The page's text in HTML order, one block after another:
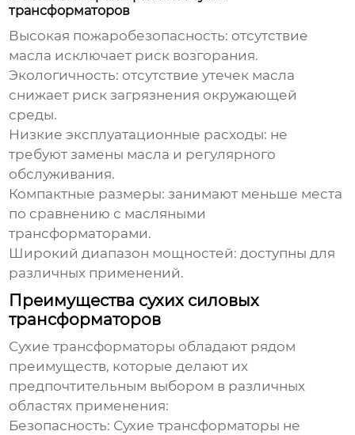
трансформаторов
Высокая пожаробезопасность: отсутствие
масла исключает риск возгорания.
Экологичность: отсутствие утечек масла
снижает риск загрязнения окружающей
среды.
Низкие эксплуатационные расходы: не
требуют замены масла и регулярного
обслуживания.
Компактные размеры: занимают меньше места
по сравнению с масляными
трансформаторами.
Широкий диапазон мощностей: доступны для
различных применений.
Преимущества сухих силовых
трансформаторов
Сухие трансформаторы обладают рядом
преимуществ, которые делают их
предпочтительным выбором в различных
областях применения:
Безопасность: Сухие трансформаторы не